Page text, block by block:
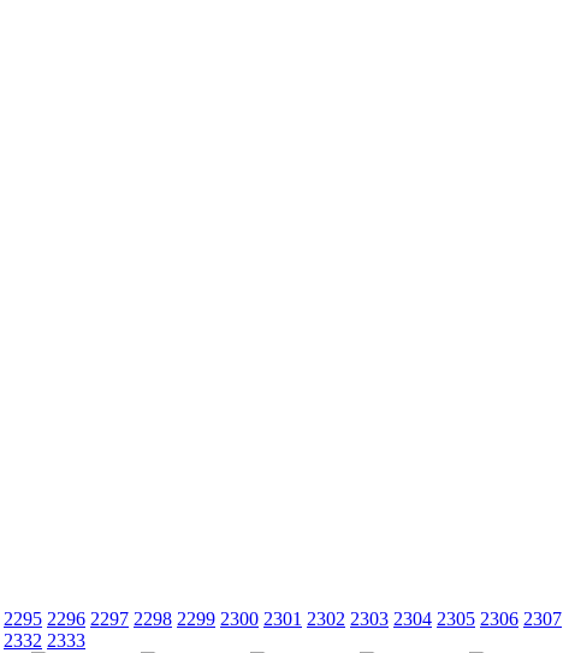
2295 2296 2297 2298 2299 2300 2301 2302 2303 2304 2305 2306 2307
2332 2333